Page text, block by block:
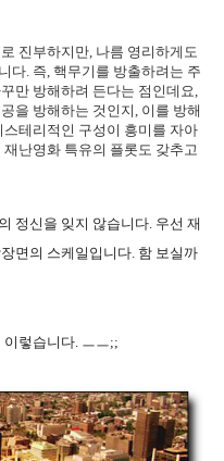
진부하지만, 나름 영리하게도
다. 즉, 핵무기를 방출하려는 주
만 방해하려 든다는 점인데요,
을 방해하는 것인지, 이를 방해
테리적인 구성이 흥미를 자아
난영화 특유의 플롯도 갖추고
정신을 잊지 않습니다. 우선 재
면의 스케일입니다. 함 보실까
렇습니다. ㅡㅡ;;